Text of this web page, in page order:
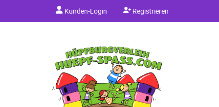
Kunden-Login Registrieren